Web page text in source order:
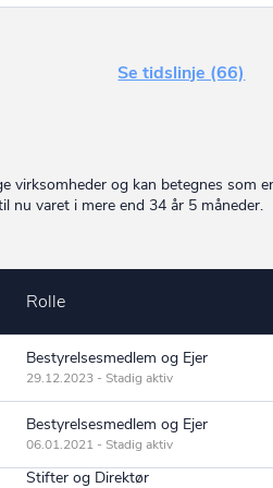
Se tidslinje (66)
virksomheder og kan betegnes som
nu varet i mere end 34 år 5 måneder.
Rolle
Bestyrelsesmedlem og Ejer
29.12.2023 - Stadig aktiv
Bestyrelsesmedlem og Ejer
06.01.2021 - Stadig aktiv
Stifter og Direktør